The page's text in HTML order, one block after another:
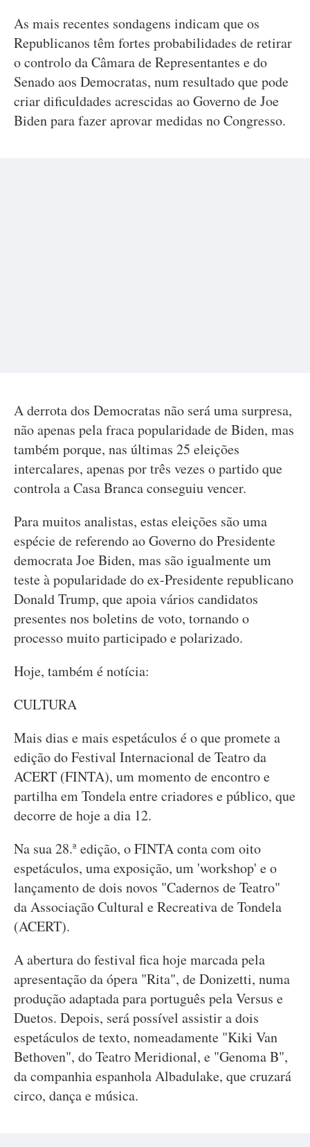
As mais recentes sondagens indicam que os
Republicanos têm fortes probabilidades de retirar
o controlo da Câmara de Representantes e do
Senado aos Democratas, num resultado que pode
criar dificuldades acrescidas ao Governo de Joe
Biden para fazer aprovar medidas no Congresso.
A derrota dos Democratas não será uma surpresa,
não apenas pela fraca popularidade de Biden, mas
também porque, nas últimas 25 eleições
intercalares, apenas por três vezes o partido que
controla a Casa Branca conseguiu vencer.
Para muitos analistas, estas eleições são uma
espécie de referendo ao Governo do Presidente
democrata Joe Biden, mas são igualmente um
teste à popularidade do ex-Presidente republicano
Donald Trump, que apoia vários candidatos
presentes nos boletins de voto, tornando o
processo muito participado e polarizado.
Hoje, também é notícia:
CULTURA
Mais dias e mais espetáculos é o que promete a
edição do Festival Internacional de Teatro da
ACERT (FINTA), um momento de encontro e
partilha em Tondela entre criadores e público, que
decorre de hoje a dia 12.
Na sua 28.ª edição, o FINTA conta com oito
espetáculos, uma exposição, um 'workshop' e o
lançamento de dois novos "Cadernos de Teatro"
da Associação Cultural e Recreativa de Tondela
(ACERT).
A abertura do festival fica hoje marcada pela
apresentação da ópera "Rita", de Donizetti, numa
produção adaptada para português pela Versus e
Duetos. Depois, será possível assistir a dois
espetáculos de texto, nomeadamente "Kiki Van
Bethoven", do Teatro Meridional, e "Genoma B",
da companhia espanhola Albadulake, que cruzará
circo, dança e música.